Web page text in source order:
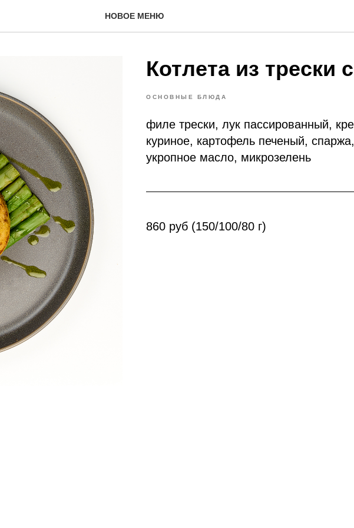
НОВОЕ МЕНЮ
Котлета из трески
ОСНОВНЫЕ БЛЮДА
филе трески, лук пассированный,
куриное, картофель печеный,
укропное масло, микрозелень
860 руб (150/100/80 г)